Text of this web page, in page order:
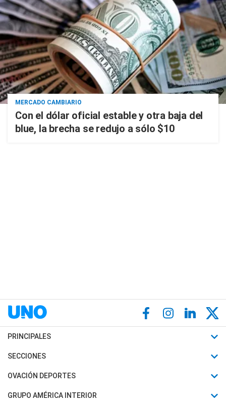
MERCADO CAMBIARIO
Con el dólar oficial estable y otra baja del
blue, la brecha se redujo a sólo $10
PRINCIPALES
Últimas Noticias
Política
SECCIONES
Horóscopo
Motores
OVACIÓN DEPORTES
Fútbol
GRUPO AMÉRICA INTERIOR